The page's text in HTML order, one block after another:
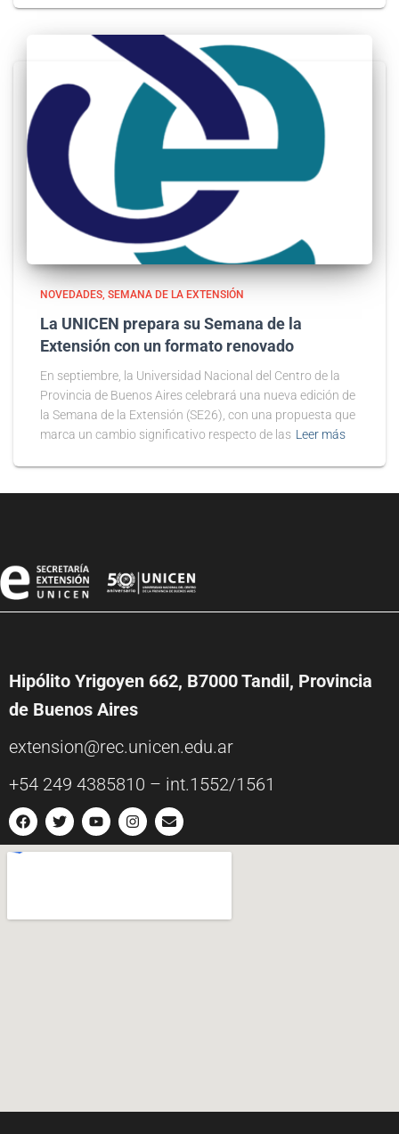
NOVEDADES SEMANA DE LA EXTENSIÓN
La UNICEN prepara su Semana de la
Extensión con un formato renovado
En septiembre, la Universidad Nacional del Centro de la
Provincia de Buenos Aires celebrará una nueva edición de
la Semana de la Extensión (SE26), con una propuesta que
marca un cambio significativo respecto de las Leer más
Hipólito Yrigoyen 662, B7000 Tandil, Provincia
de Buenos Aires
extension@rec.unicen.edu.ar
+54 249 4385810 – int.1552/1561